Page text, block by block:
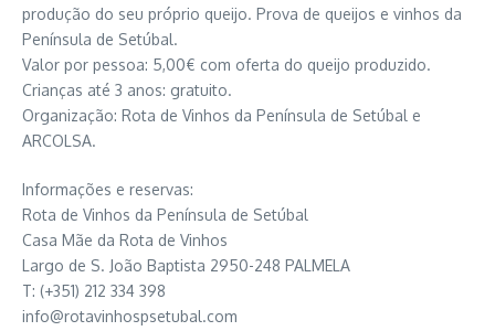
produção do seu próprio queijo. Prova de queijos e vinhos da
Península de Setúbal.
Valor por pessoa: 5,00€ com oferta do queijo produzido.
Crianças até 3 anos: gratuito.
Organização: Rota de Vinhos da Península de Setúbal e
ARCOLSA.
Informações e reservas:
Rota de Vinhos da Península de Setúbal
Casa Mãe da Rota de Vinhos
Largo de S. João Baptista 2950-248 PALMELA
T: (+351) 212 334 398
info@rotavinhospsetubal.com